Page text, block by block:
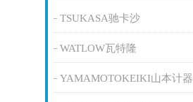
TSUKASA驰卡沙
WATLOW瓦特隆
YAMAMOTOKEIKI山本计器